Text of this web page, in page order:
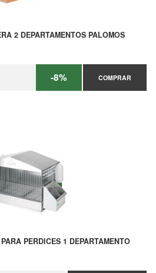
2 DEPARTAMENTOS PALOMOS
-8% COMPRAR
PERDICES 1 DEPARTAMENTO